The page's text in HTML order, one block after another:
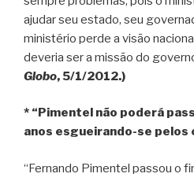
ajudar seu estado, seu
ministério perde a visão
deveria ser a missão do
Globo, 5/1/2012.)
* “Pimentel não poderá
anos esgueirando-se pelos
“Fernando Pimentel passou o